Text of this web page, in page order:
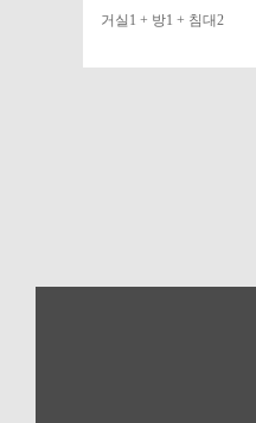
거실1 + 방1 + 침대2